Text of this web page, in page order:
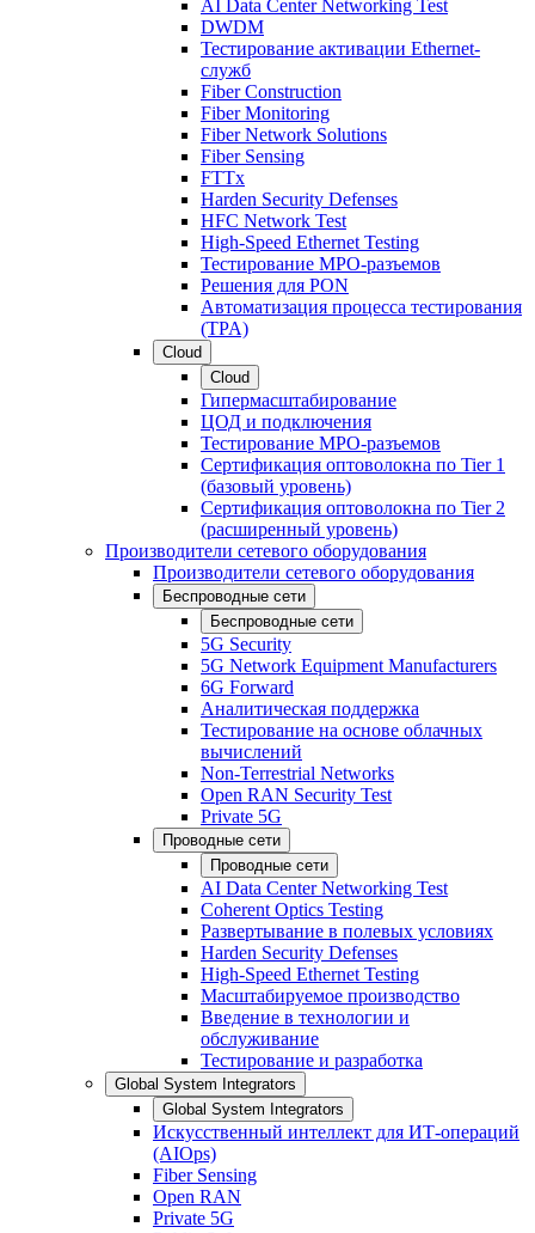
AI Data Center Networking Test
DWDM
Тестирование активации Ethernet-
служб
Fiber Construction
Fiber Monitoring
Fiber Network Solutions
Fiber Sensing
FTTx
Harden Security Defenses
HFC Network Test
High-Speed Ethernet Testing
Тестирование МРО-разъемов
Решения для PON
Автоматизация процесса тестирования
(TPA)
Cloud
Cloud
Гипермасштабирование
ЦОД и подключения
Тестирование МРО-разъемов
Сертификация оптоволокна по Tier 1
(базовый уровень)
Сертификация оптоволокна по Tier 2
(расширенный уровень)
Производители сетевого оборудования
Производители сетевого оборудования
Беспроводные сети
Беспроводные сети
5G Security
5G Network Equipment Manufacturers
6G Forward
Аналитическая поддержка
Тестирование на основе облачных
вычислений
Non-Terrestrial Networks
Open RAN Security Test
Private 5G
Проводные сети
Проводные сети
AI Data Center Networking Test
Coherent Optics Testing
Развертывание в полевых условиях
Harden Security Defenses
High-Speed Ethernet Testing
Масштабируемое производство
Введение в технологии и
обслуживание
Тестирование и разработка
Global System Integrators
Global System Integrators
Искусственный интеллект для ИТ-операций
(AIOps)
Fiber Sensing
Open RAN
Private 5G